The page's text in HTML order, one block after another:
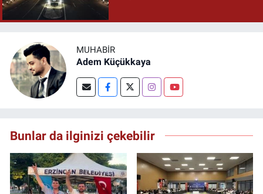
MUHABIR
Adem Küçükkaya
Bunlar da ilginizi çekebilir